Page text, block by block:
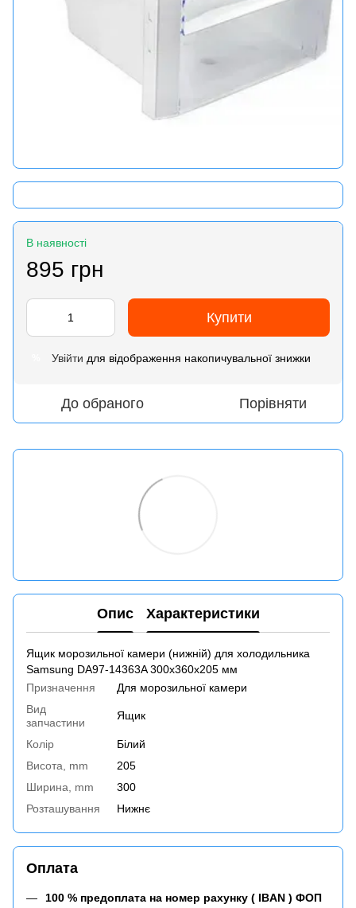
В наявності
895 грн
Купити
Увійти для відображення накопичувальної знижки
До обраного Порівняти
Опис Характеристики
Ящик морозильної камери (нижній) для холодильника
Samsung DA97-14363A 300х360х205 мм
Призначення
Для морозильної камери
Вид
запчастини
Ящик
Колір
Білий
Висота, mm
205
Ширина, mm
300
Розташування
Нижнє
Оплата
100 % предоплата на номер рахунку ( IBAN ) ФОП